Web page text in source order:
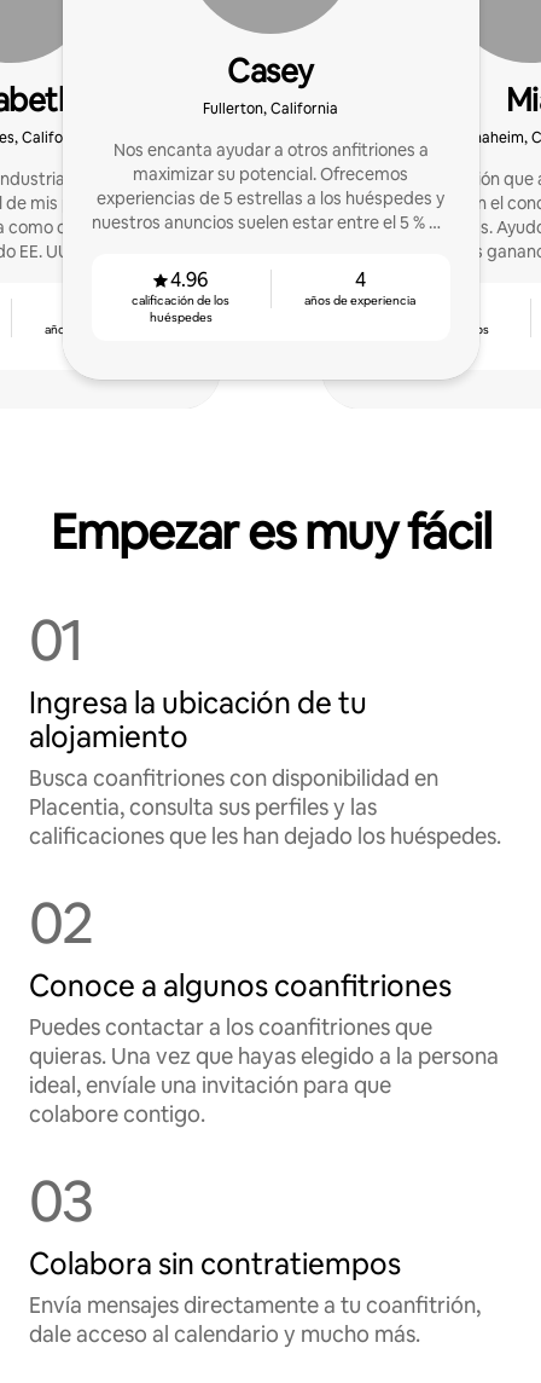
California
hotelera: desde
de mis padres cuando
como coanfitriona de
EE. UU. y anfitriona de
años de experiencia
Casey
Fullerton, California
Nos encanta ayudar a otros anfitriones a
maximizar su potencial. Ofrecemos
experiencias de 5 estrellas a los huéspedes y
nuestros anuncios suelen estar entre el 5 % de
4.96
calificación de los
huéspedes
4
años de experiencia
Anaheim,
Superanfitrión que
propiedades en el
Ángeles y Texas.
maximizar las
calificación de los
Empezar es muy fácil
01
Ingresa la ubicación de tu
alojamiento
Busca coanfitriones con disponibilidad en
Placentia, consulta sus perfiles y las
calificaciones que les han dejado los huéspedes.
02
Conoce a algunos coanfitriones
Puedes contactar a los coanfitriones que
quieras. Una vez que hayas elegido a la persona
ideal, envíale una invitación para que
colabore contigo.
03
Colabora sin contratiempos
Envía mensajes directamente a tu coanfitrión,
dale acceso al calendario y mucho más.